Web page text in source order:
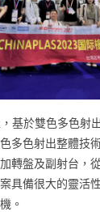
基於雙色多色射
多色射出整體技
轉盤及副射台，
具備很大的靈活
。